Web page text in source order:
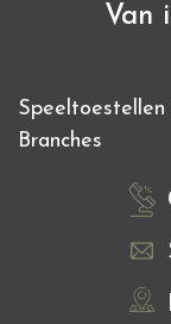
Van
Speeltoestellen
Branches